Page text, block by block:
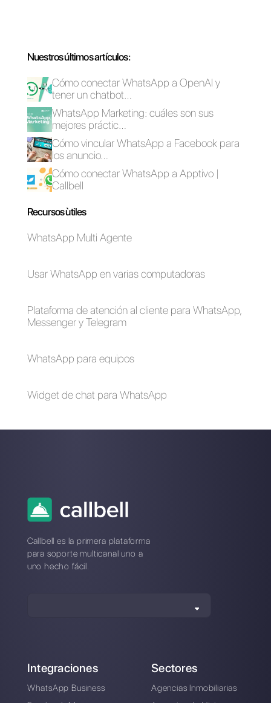
Cómo conectar
WhatsApp a
Typeform | Callbell
relaciones con los
clientes de forma
WhatsApp a Google
Forms | Callbell
Sobre el autor: ¡Hola! Soy Alan y soy el gerente del
marketing enCallbell
comunicación diseñada para ayudar a los equipos de